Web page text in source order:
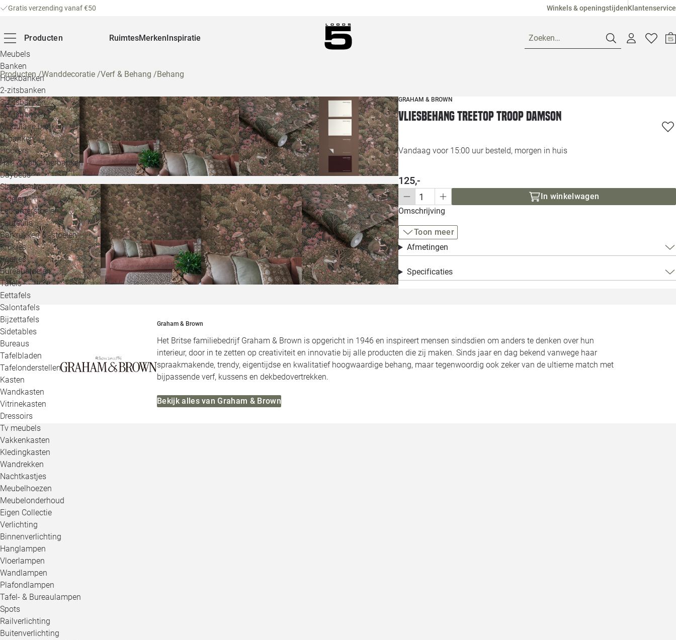
Gratis verzending vanaf €50 Winkels & openingstijdenKlantenservice
Producten
Meubels
Banken
Hoekbanken
2-zitsbanken
3-zitsbanken
4-zitsbanken
Modulaire banken
U-banken
Hockers
Hal- & Eetkamerbanken
Daybeds
Slaapbanken
Stoelen
Eetkamerstoelen
Fauteuils
Barkrukken & -stoelen
Krukjes
Poefjes
Bureaustoelen
Tafels
Eettafels
Salontafels
Bijzettafels
Sidetables
Bureaus
Tafelbladen
Tafelonderstellen
Kasten
Wandkasten
Vitrinekasten
Dressoirs
Tv meubels
Vakkenkasten
Kledingkasten
Wandrekken
Nachtkastjes
Meubelhoezen
Meubelonderhoud
Eigen Collectie
Verlichting
Binnenverlichting
Hanglampen
Vloerlampen
Wandlampen
Plafondlampen
Tafel- & Bureaulampen
Spots
Railverlichting
Buitenverlichting
RuimtesMerkenInspiratie Zoeken…
Pagina suggesties
Winkels
Veelgestelde vragen
Loods 5
Loods 5
Producten/Wanddecoratie /Verf & Behang /Behang
GRAHAM & BROWN
Vliesbehang Treetop troop damson
Vandaag voor 15:00 uur besteld, morgen in huis
125,-
In winkelwagen
Omschrijving
Toon meer
Afmetingen
Specificaties
Graham & Brown
Het Britse familiebedrijf Graham & Brown is opgericht in 1946 en inspireert mensen sindsdien om anders te denken over hun
interieur, door in te zetten op creativiteit en innovatie bij alle producten die zij maken. Sinds jaar en dag bekend vanwege haar
spraakmakende, trendy, eigentijdse en kwalitatief hoogwaardige behang, maar tegenwoordig ook zeker van de ultieme match met
bijpassende verf, kussens en dekbedovertrekken.
Bekijk alles van Graham & Brown